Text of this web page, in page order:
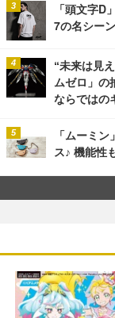
「頭文字D
7の名シー
“未来は見
ムゼロ」の
ならではの
「ムーミ
ス♪ 機能性